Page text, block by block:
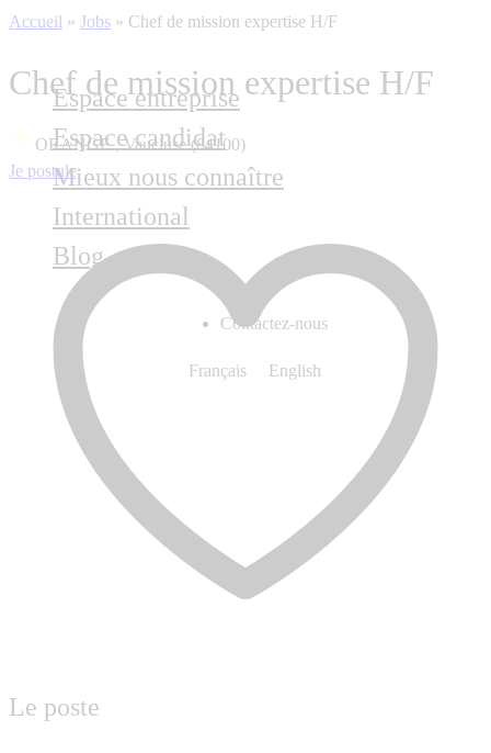
Espace entreprise
Espace candidat
Mieux nous connaître
International
Blog
Contactez-nous
Français English
Accueil » Jobs » Chef de mission expertise H/F
Chef de mission expertise H/F
ORANGE , Vaucluse (84100)
Je postule
Le poste